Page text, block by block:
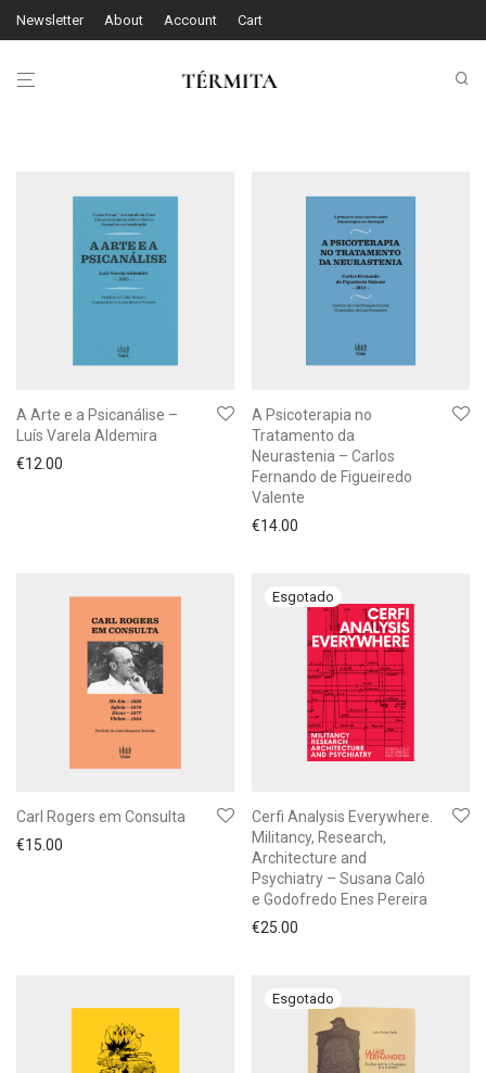
Newsletter About Account Cart
A Arte e a Psicanálise –
Luís Varela Aldemira
€12.00
A Psicoterapia no
Tratamento da
Neurastenia – Carlos
Fernando de Figueiredo
Valente
€14.00
Carl Rogers em Consulta
€15.00
Cerfi Analysis Everywhere.
Militancy, Research,
Architecture and
Psychiatry – Susana Caló
e Godofredo Enes Pereira
€25.00